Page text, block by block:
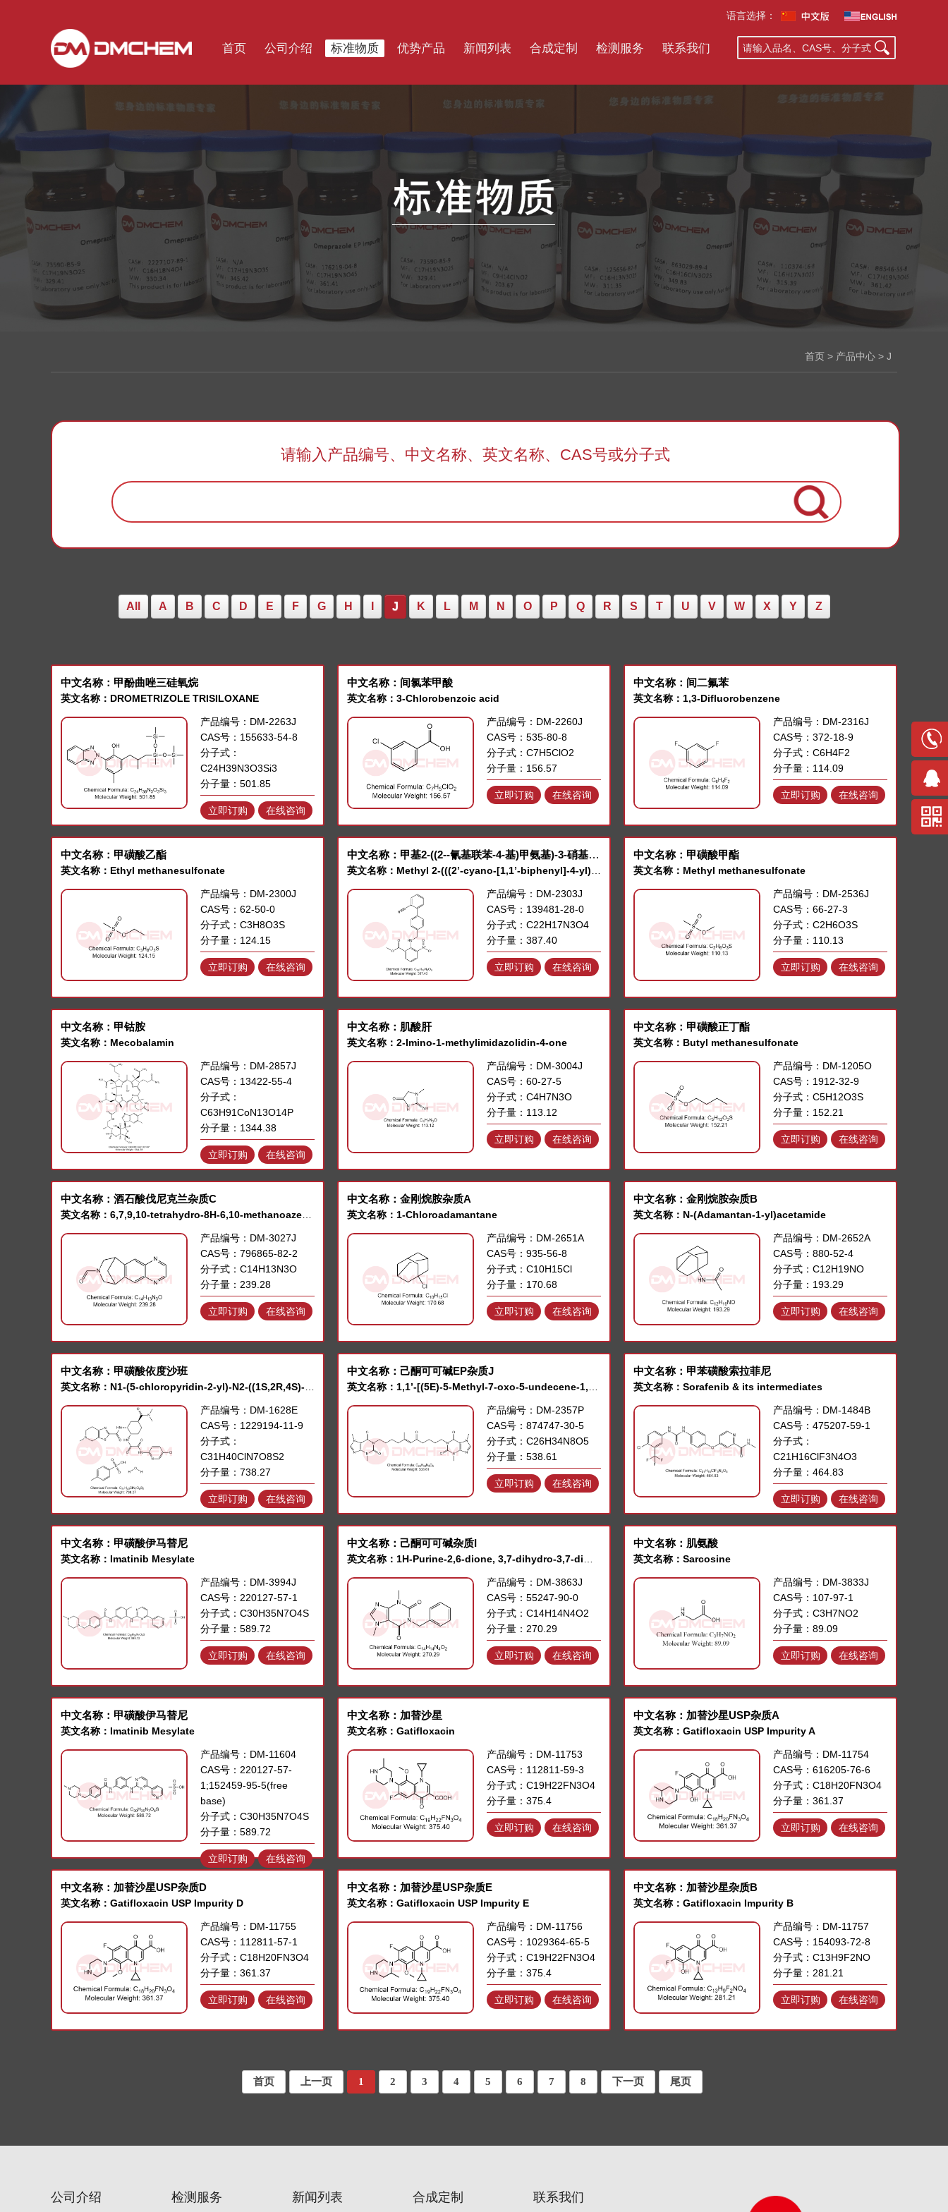
首页 公司介绍 标准物质 优势产品 新闻列表 合成定制 检测服务 联系我们
语言选择：
首页 > 产品中心 > J
请输入产品编号、中文名称、英文名称、CAS号或分子式
All A B C D E F G H J K L M N O P Q R S T U V W X Y Z
中文名称：甲酚曲唑三硅氧烷
英文名称：DROMETRIZOLE TRISILOXANE
产品编号：DM-2263J
CAS号：155633-54-8
分子式：
C24H39N3O3Si3
分子量：501.85
立即订购 在线咨询
中文名称：间氯苯甲酸
英文名称：3-Chlorobenzoic acid
产品编号：DM-2260J
CAS号：535-80-8
分子式：C7H5ClO2
分子量：156.57
立即订购 在线咨询
中文名称：间二氟苯
英文名称：1,3-Difluorobenzene
产品编号：DM-2316J
CAS号：372-18-9
分子式：C6H4F2
分子量：114.09
立即订购 在线咨询
中文名称：甲磺酸乙酯
英文名称：Ethyl methanesulfonate
产品编号：DM-2300J
CAS号：62-50-0
分子式：C3H8O3S
分子量：124.15
立即订购 在线咨询
中文名称：甲基2-((2--氰基联苯-4-基)甲氨基)-3-硝基苯甲酸酯
产品编号：DM-2303J
CAS号：139481-28-0
分子式：C22H17N3O4
分子量：387.40
立即订购 在线咨询
中文名称：甲磺酸甲酯
英文名称：Methyl methanesulfonate
产品编号：DM-2536J
CAS号：66-27-3
分子式：C2H6O3S
分子量：110.13
立即订购 在线咨询
中文名称：甲钴胺
英文名称：Mecobalamin
产品编号：DM-2857J
CAS号：13422-55-4
分子式：
C63H91CoN13O14P
分子量：1344.38
立即订购 在线咨询
中文名称：肌酸肝
英文名称：2-Imino-1-methylimidazolidin-4-one
产品编号：DM-3004J
CAS号：60-27-5
分子式：C4H7N3O
分子量：113.12
立即订购 在线咨询
中文名称：甲磺酸正丁酯
英文名称：Butyl methanesulfonate
产品编号：DM-1205O
CAS号：1912-32-9
分子式：C5H12O3S
分子量：152.21
立即订购 在线咨询
中文名称：酒石酸伐尼克兰杂质C
产品编号：DM-3027J
CAS号：796865-82-2
分子式：C14H13N3O
分子量：239.28
立即订购 在线咨询
中文名称：金刚烷胺杂质A
英文名称：1-Chloroadamantane
产品编号：DM-2651A
CAS号：935-56-8
分子式：C10H15Cl
分子量：170.68
立即订购 在线咨询
中文名称：金刚烷胺杂质B
英文名称：N-(Adamantan-1-yl)acetamide
产品编号：DM-2652A
CAS号：880-52-4
分子式：C12H19NO
分子量：193.29
立即订购 在线咨询
中文名称：甲磺酸依度沙班
产品编号：DM-1628E
CAS号：1229194-11-9
分子式：
C31H40ClN7O8S2
分子量：738.27
立即订购 在线咨询
中文名称：己酮可可碱EP杂质J
产品编号：DM-2357P
CAS号：874747-30-5
分子式：C26H34N8O5
分子量：538.61
立即订购 在线咨询
中文名称：甲苯磺酸索拉菲尼
英文名称：Sorafenib & its intermediates
产品编号：DM-1484B
CAS号：475207-59-1
分子式：
C21H16ClF3N4O3
分子量：464.83
立即订购 在线咨询
中文名称：甲磺酸伊马替尼
英文名称：Imatinib Mesylate
产品编号：DM-3994J
CAS号：220127-57-1
分子式：C30H35N7O4S
分子量：589.72
立即订购 在线咨询
中文名称：己酮可可碱杂质I
产品编号：DM-3863J
CAS号：55247-90-0
分子式：C14H14N4O2
分子量：270.29
立即订购 在线咨询
中文名称：肌氨酸
英文名称：Sarcosine
产品编号：DM-3833J
CAS号：107-97-1
分子式：C3H7NO2
分子量：89.09
立即订购 在线咨询
中文名称：甲磺酸伊马替尼
英文名称：Imatinib Mesylate
产品编号：DM-11604
CAS号：220127-57-
1;152459-95-5(free
base)
分子式：C30H35N7O4S
分子量：589.72
立即订购 在线咨询
中文名称：加替沙星
英文名称：Gatifloxacin
产品编号：DM-11753
CAS号：112811-59-3
分子式：C19H22FN3O4
分子量：375.4
立即订购 在线咨询
中文名称：加替沙星USP杂质A
英文名称：Gatifloxacin USP Impurity A
产品编号：DM-11754
CAS号：616205-76-6
分子式：C18H20FN3O4
分子量：361.37
立即订购 在线咨询
中文名称：加替沙星USP杂质D
英文名称：Gatifloxacin USP Impurity D
产品编号：DM-11755
CAS号：112811-57-1
分子式：C18H20FN3O4
分子量：361.37
立即订购 在线咨询
中文名称：加替沙星USP杂质E
英文名称：Gatifloxacin USP Impurity E
产品编号：DM-11756
CAS号：1029364-65-5
分子式：C19H22FN3O4
分子量：375.4
立即订购 在线咨询
中文名称：加替沙星杂质B
英文名称：Gatifloxacin Impurity B
产品编号：DM-11757
CAS号：154093-72-8
分子式：C13H9F2NO
分子量：281.21
立即订购 在线咨询
首页 上一页 1 2 3 4 5 6 7 8 下一页 尾页
公司介绍 检测服务 新闻列表 合成定制 联系我们